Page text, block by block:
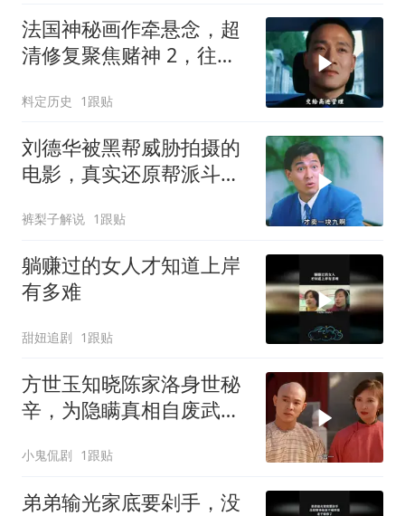
法国神秘画作牵悬念，超
清修复聚焦赌神 2，往昔
料定历史 1跟贴
刘德华被黑帮威胁拍摄的
电影，真实还原帮派斗
裤梨子解说 1跟贴
躺赚过的女人才知道上岸
有多难
甜妞追剧 1跟贴
方世玉知晓陈家洛身世秘
辛，为隐瞒真相自废武
小鬼侃剧 1跟贴
弟弟输光家底要剁手，没